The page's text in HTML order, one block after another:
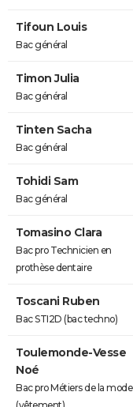
Tifoun Louis
Bac général
Timon Julia
Bac général
Tinten Sacha
Bac général
Tohidi Sam
Bac général
Tomasino Clara
Bac pro Technicien en
prothèse dentaire
Toscani Ruben
Bac STI2D (bac techno)
Toulemonde-Vesse
Noé
Bac pro Métiers de la mode